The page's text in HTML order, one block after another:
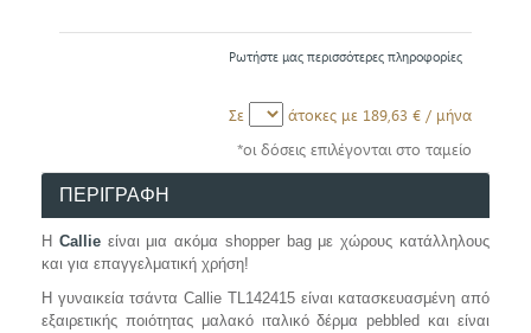
Ρωτήστε μας περισσότερες πληροφορίες
Σε άτοκες με 189,63 € / μήνα
*οι δόσεις επιλέγονται στο ταμείο
ΠΕΡΙΓΡΑΦΗ
Η Callieείναι μια ακόμα shopper bag με χώρους κατάλληλους
και για επαγγελματική χρήση!
Η γυναικεία τσάντα Callie TL142415 είναι κατασκευασμένη από
εξαιρετικής ποιότητας μαλακό ιταλικό δέρμα pebbled και είναι